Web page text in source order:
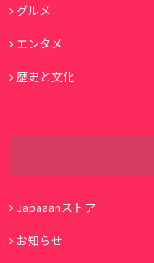
グルメ
エンタメ
歴史と文化
Japaaanストア
お知らせ